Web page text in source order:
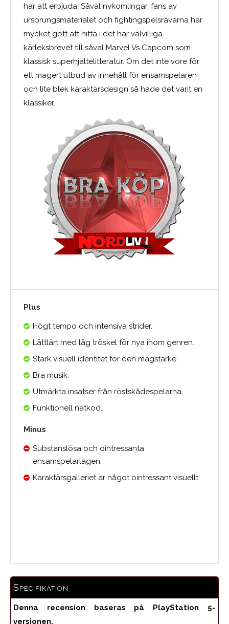
har att erbjuda. Såväl nykomlingar, fans av
ursprungsmaterialet och fightingspelsrävarna har
mycket gott att hitta i det här välvilliga
kärleksbrevet till såväl Marvel Vs Capcom som
klassisk superhjältelitteratur. Om det inte vore för
ett magert utbud av innehåll för ensamspelaren
och lite blek karaktärsdesign så hade det varit en
klassiker.
Plus
Högt tempo och intensiva strider.
Lättlärt med låg tröskel för nya inom genren.
Stark visuell identitet för den magstarke.
Bra musik.
Utmärkta insatser från röstskådespelarna.
Funktionell nätkod.
Minus
Substanslösa och ointressanta
ensamspelarlägen.
Karaktärsgalleriet är något ointressant visuellt.
Specifikation
Denna recension baseras på PlayStation 5-
versionen.